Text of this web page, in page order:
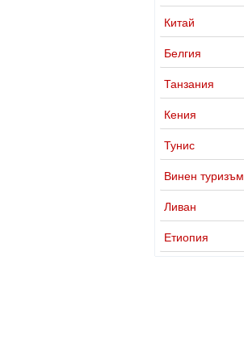
Китай
Белгия
Танзания
Кения
Тунис
Винен туризъм
Ливан
Етиопия